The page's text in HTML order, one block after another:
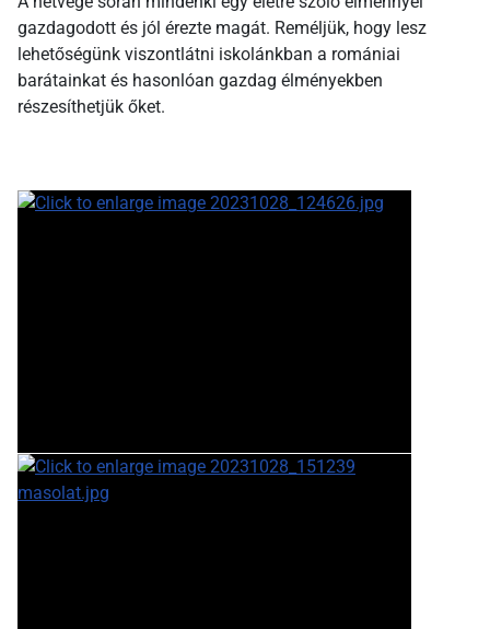
gazdagodott és jól érezte magát. Reméljük, hogy lesz
lehetőségünk viszontlátni iskolánkban a romániai
barátainkat és hasonlóan gazdag élményekben
részesíthetjük őket.